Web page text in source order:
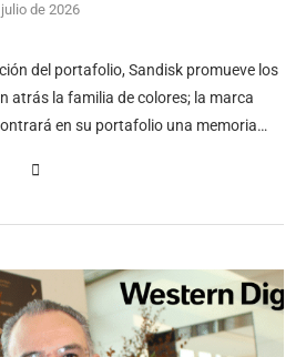
de 2026
del portafolio, Sandisk promueve los
atrás la familia de colores; la marca
en su portafolio una memoria